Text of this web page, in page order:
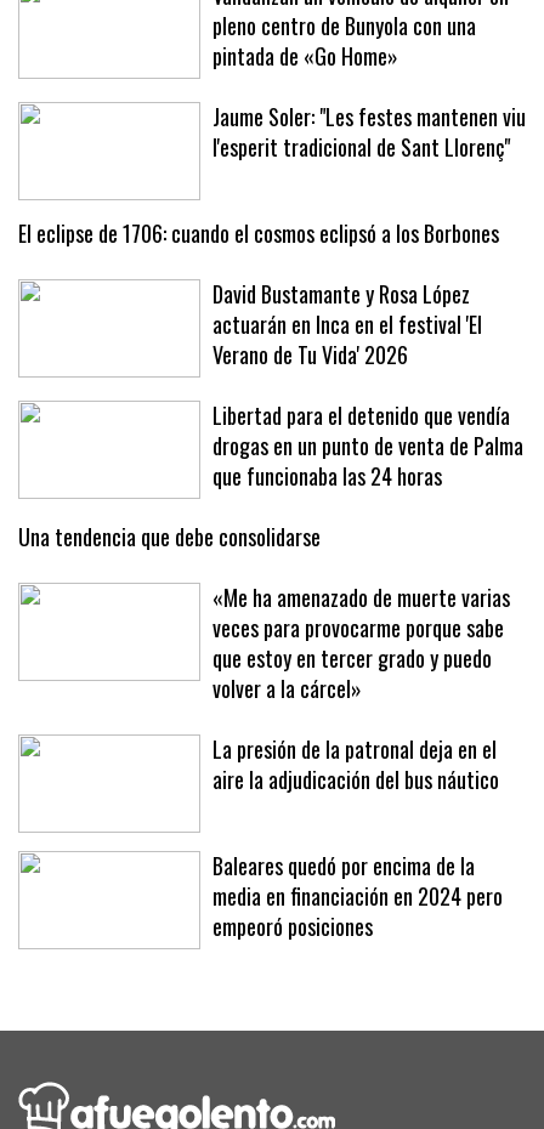
Vandalizan un vehículo de alquiler en
pleno centro de Bunyola con una
pintada de «Go Home»
Jaume Soler: "Les festes mantenen viu
El eclipse de 1706: cuando el cosmos eclipsó a los Borbones
David Bustamante y Rosa López
actuarán en Inca en el festival 'El
Verano de Tu Vida' 2026
Libertad para el detenido que vendía
drogas en un punto de venta de Palma
que funcionaba las 24 horas
Una tendencia que debe consolidarse
«Me ha amenazado de muerte varias
veces para provocarme porque sabe
que estoy en tercer grado y puedo
volver a la cárcel»
La presión de la patronal deja en el
Baleares quedó por encima de la
media en financiación en 2024 pero